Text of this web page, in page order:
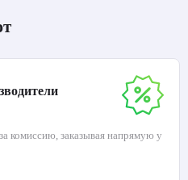
комиссию, заказывая напрямую у